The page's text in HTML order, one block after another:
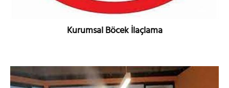
DETAYLI BİLGİ
Kurumsal Böcek İlaçlama